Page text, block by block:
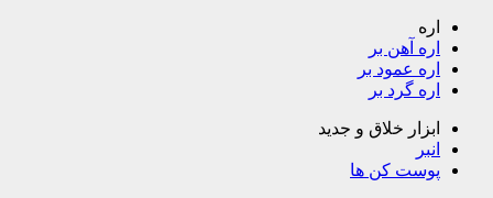
اره
اره آهن بر
اره عمود بر
اره گرد بر
ابزار خلاق و جدید
انبر
پوست کن ها